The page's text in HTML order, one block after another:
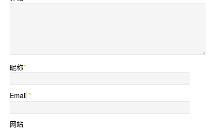
昵称*
Email *
网站